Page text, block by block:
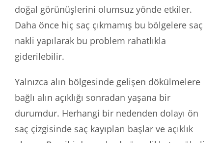
doğal görünüşlerini olumsuz yönde etkiler.
Daha önce hiç saç çıkmamış bu bölgelere saç
nakli yapılarak bu problem rahatlıkla
giderilebilir.
Yalnızca alın bölgesinde gelişen dökülmelere
bağlı alın açıklığı sonradan yaşana bir
durumdur. Herhangi bir nedenden dolayı ön
saç çizgisinde saç kayıpları başlar ve açıklık